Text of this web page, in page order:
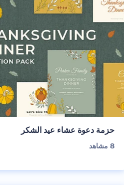
حزمة دعوة عشاء عيد الشكر
8 مشاهد